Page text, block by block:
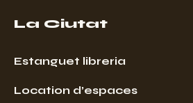
La Ciutat
Estanguet libreria
Location d’espaces